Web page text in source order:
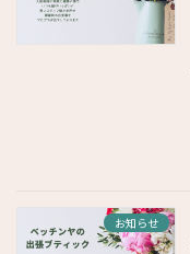
お知らせ